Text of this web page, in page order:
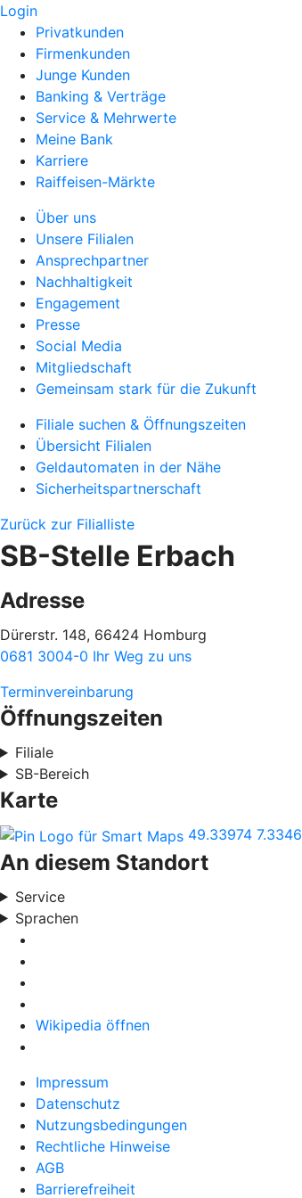
Login
Privatkunden
Firmenkunden
Junge Kunden
Banking & Verträge
Service & Mehrwerte
Meine Bank
Karriere
Raiffeisen-Märkte
Über uns
Unsere Filialen
Ansprechpartner
Nachhaltigkeit
Engagement
Presse
Social Media
Mitgliedschaft
Gemeinsam stark für die Zukunft
Filiale suchen & Öffnungszeiten
Übersicht Filialen
Geldautomaten in der Nähe
Sicherheitspartnerschaft
Zurück zur Filialliste
SB-Stelle Erbach
Adresse
Dürerstr. 148, 66424 Homburg
0681 3004-0 Ihr Weg zu uns
Terminvereinbarung
Öffnungszeiten
Filiale
SB-Bereich
Karte
49.33974 7.3346
An diesem Standort
Service
Sprachen
Wikipedia öffnen
Impressum
Datenschutz
Nutzungsbedingungen
Rechtliche Hinweise
AGB
Barrierefreiheit